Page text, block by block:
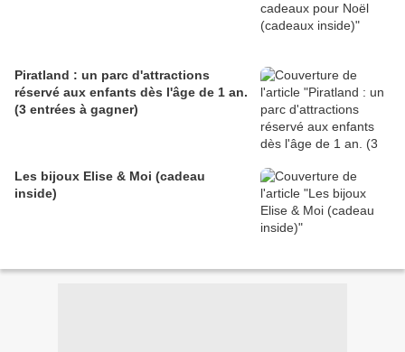
Piratland : un parc d'attractions
réservé aux enfants dès l'âge de 1 an.
(3 entrées à gagner)
Les bijoux Elise & Moi (cadeau
inside)